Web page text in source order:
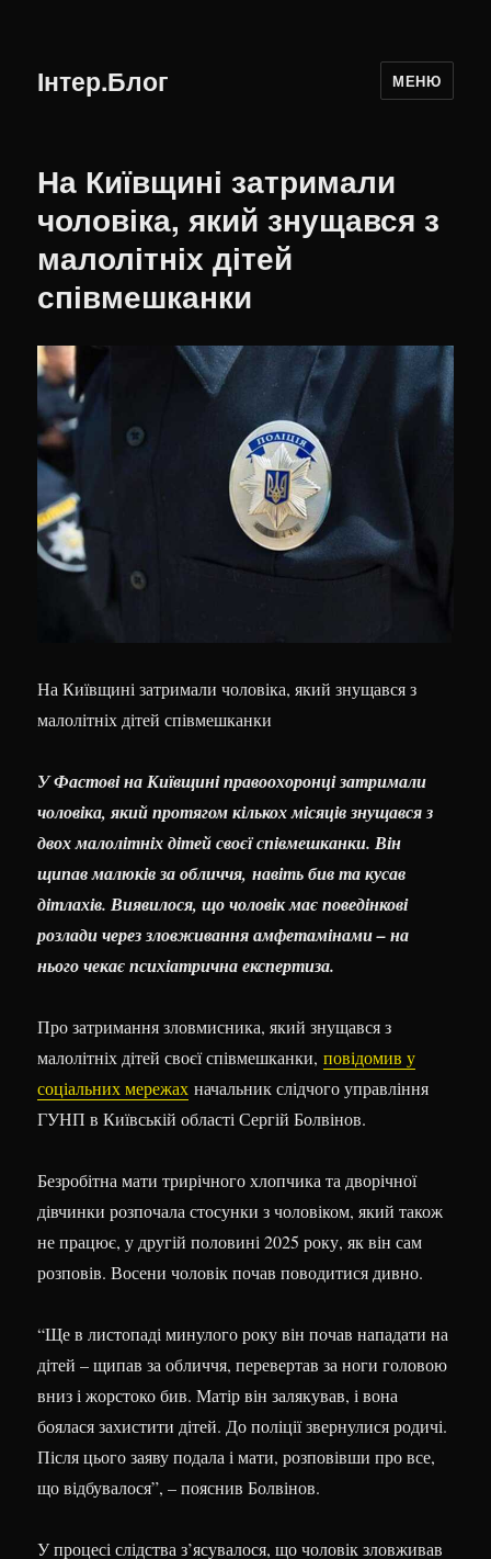
Інтер.Блог МЕНЮ
На Київщині затримали
чоловіка, який знущався з
малолітніх дітей
співмешканки
На Київщині затримали чоловіка, який знущався з
малолітніх дітей співмешканки
У Фастові на Київщині правоохоронці затримали
чоловіка, який протягом кількох місяців знущався з
двох малолітніх дітей своєї співмешканки. Він
щипав малюків за обличчя, навіть бив та кусав
дітлахів. Виявилося, що чоловік має поведінкові
розлади через зловживання амфетамінами – на
нього чекає психіатрична експертиза.
Про затримання зловмисника, який знущався з
малолітніх дітей своєї співмешканки,повідомив у
соціальних мережах начальник слідчого управління
ГУНП в Київській області Сергій Болвінов.
Безробітна мати трирічного хлопчика та дворічної
дівчинки розпочала стосунки з чоловіком, який також
не працює, у другій половині 2025 року, як він сам
розповів. Восени чоловік почав поводитися дивно.
“Ще в листопаді минулого року він почав нападати на
дітей – щипав за обличчя, перевертав за ноги головою
вниз і жорстоко бив. Матір він залякував, і вона
боялася захистити дітей. До поліції звернулися родичі.
Після цього заяву подала і мати, розповівши про все,
що відбувалося”, – пояснив Болвінов.
У процесі слідства з’ясувалося, що чоловік зловживав